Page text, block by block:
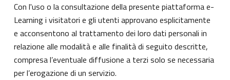
Con l'uso o la consultazione della presente piattaforma e-
Learning i visitatori e gli utenti approvano esplicitamente
e acconsentono al trattamento dei loro dati personali in
relazione alle modalità e alle finalità di seguito descritte,
compresa l’eventuale diffusione a terzi solo se necessaria
per l’erogazione di un servizio.